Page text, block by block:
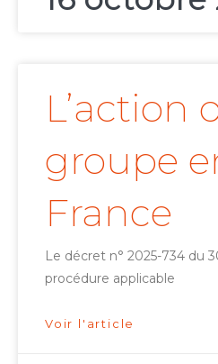
L’action
groupe
France
Le décret n° 2025-734 du
procédure applicable
Voir l'article